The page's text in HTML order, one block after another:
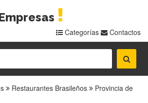
Categorías Contactos
Restaurantes Brasileños
Provincia de